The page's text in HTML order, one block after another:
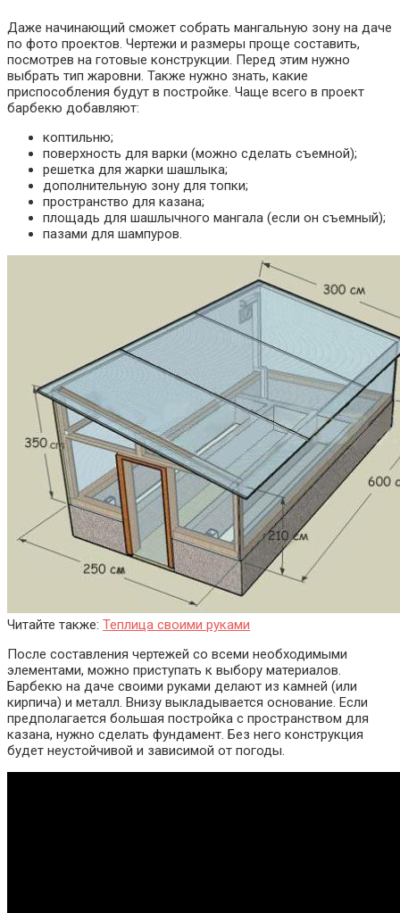
Даже начинающий сможет собрать мангальную зону на даче
по фото проектов. Чертежи и размеры проще составить,
посмотрев на готовые конструкции. Перед этим нужно
выбрать тип жаровни. Также нужно знать, какие
приспособления будут в постройке. Чаще всего в проект
барбекю добавляют:
коптильню;
поверхность для варки (можно сделать съемной);
решетка для жарки шашлыка;
дополнительную зону для топки;
пространство для казана;
площадь для шашлычного мангала (если он съемный);
пазами для шампуров.
Читайте также: Теплица своими руками
После составления чертежей со всеми необходимыми
элементами, можно приступать к выбору материалов.
Барбекю на даче своими руками делают из камней (или
кирпича) и металл. Внизу выкладывается основание. Если
предполагается большая постройка с пространством для
казана, нужно сделать фундамент. Без него конструкция
будет неустойчивой и зависимой от погоды.